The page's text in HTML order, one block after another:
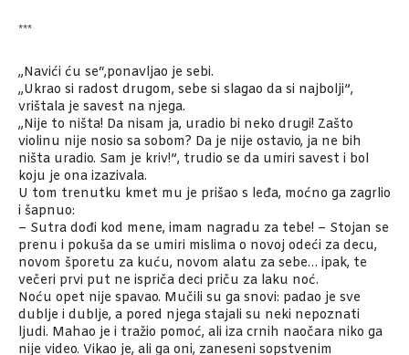
***
„Navići ću se“,ponavljao je sebi.
„Ukrao si radost drugom, sebe si slagao da si najbolji”,
vrištala je savest na njega.
„Nije to ništa! Da nisam ja, uradio bi neko drugi! Zašto
violinu nije nosio sa sobom? Da je nije ostavio, ja ne bih
ništa uradio. Sam je kriv!”, trudio se da umiri savest i bol
koju je ona izazivala.
U tom trenutku kmet mu je prišao s leđa, moćno ga zagrlio
i šapnuo:
– Sutra dođi kod mene, imam nagradu za tebe! – Stojan se
prenu i pokuša da se umiri mislima o novoj odeći za decu,
novom šporetu za kuću, novom alatu za sebe… ipak, te
večeri prvi put ne ispriča deci priču za laku noć.
Noću opet nije spavao. Mučili su ga snovi: padao je sve
dublje i dublje, a pored njega stajali su neki nepoznati
ljudi. Mahao je i tražio pomoć, ali iza crnih naočara niko ga
nije video. Vikao je, ali ga oni, zaneseni sopstvenim